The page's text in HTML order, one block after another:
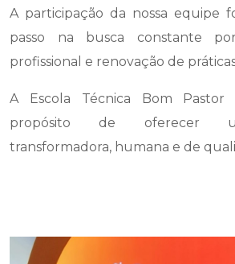
A participação da nossa equipe
passo na busca constante
profissional e renovação de
A Escola Técnica Bom
propósito de oferecer
transformadora, humana e de